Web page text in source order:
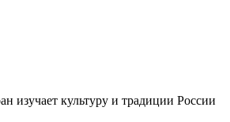
изучает культуру и традиции России